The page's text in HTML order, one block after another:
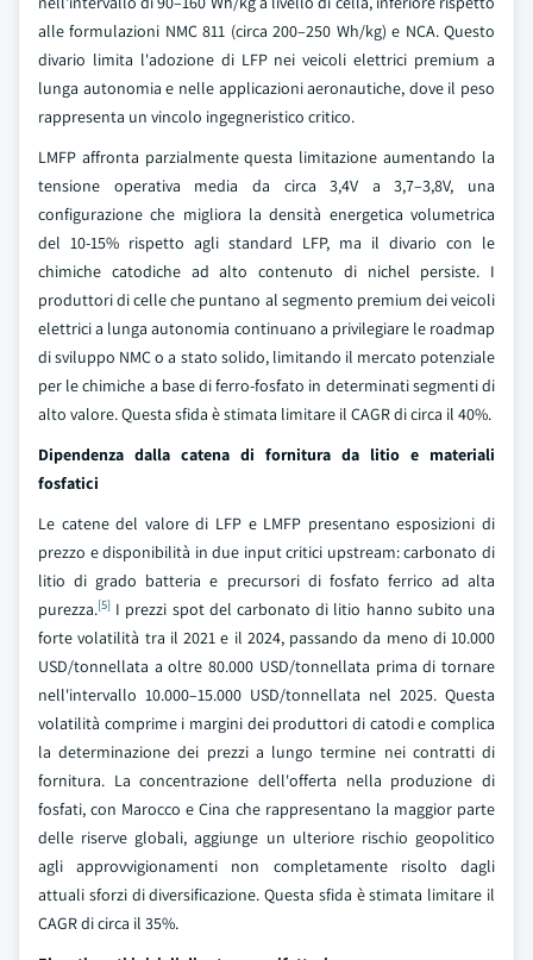
alle formulazioni NMC 811 (circa 200–250 Wh/kg) e NCA. Questo
divario limita l'adozione di LFP nei veicoli elettrici premium a
lunga autonomia e nelle applicazioni aeronautiche, dove il peso
rappresenta un vincolo ingegneristico critico.
LMFP affronta parzialmente questa limitazione aumentando la
tensione operativa media da circa 3,4V a 3,7–3,8V, una
configurazione che migliora la densità energetica volumetrica
del 10-15% rispetto agli standard LFP, ma il divario con le
chimiche catodiche ad alto contenuto di nichel persiste. I
produttori di celle che puntano al segmento premium dei veicoli
elettrici a lunga autonomia continuano a privilegiare le roadmap
di sviluppo NMC o a stato solido, limitando il mercato potenziale
per le chimiche a base di ferro-fosfato in determinati segmenti di
alto valore. Questa sfida è stimata limitare il CAGR di circa il 40%.
Dipendenza dalla catena di fornitura da litio e materiali
fosfatici
Le catene del valore di LFP e LMFP presentano esposizioni di
prezzo e disponibilità in due input critici upstream: carbonato di
litio di grado batteria e precursori di fosfato ferrico ad alta
purezza.[5] I prezzi spot del carbonato di litio hanno subito una
forte volatilità tra il 2021 e il 2024, passando da meno di 10.000
USD/tonnellata a oltre 80.000 USD/tonnellata prima di tornare
nell'intervallo 10.000–15.000 USD/tonnellata nel 2025. Questa
volatilità comprime i margini dei produttori di catodi e complica
la determinazione dei prezzi a lungo termine nei contratti di
fornitura. La concentrazione dell'offerta nella produzione di
fosfati, con Marocco e Cina che rappresentano la maggior parte
delle riserve globali, aggiunge un ulteriore rischio geopolitico
agli approvvigionamenti non completamente risolto dagli
attuali sforzi di diversificazione. Questa sfida è stimata limitare il
CAGR di circa il 35%.